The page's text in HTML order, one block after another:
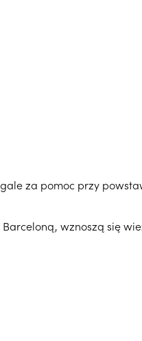
za pomoc przy
wznoszą się